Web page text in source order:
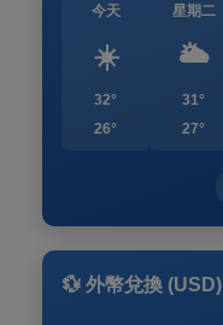
今天
☀️
32°
26°
星期二
🌥️
31°
27°
💱 外幣兌換 (USD)